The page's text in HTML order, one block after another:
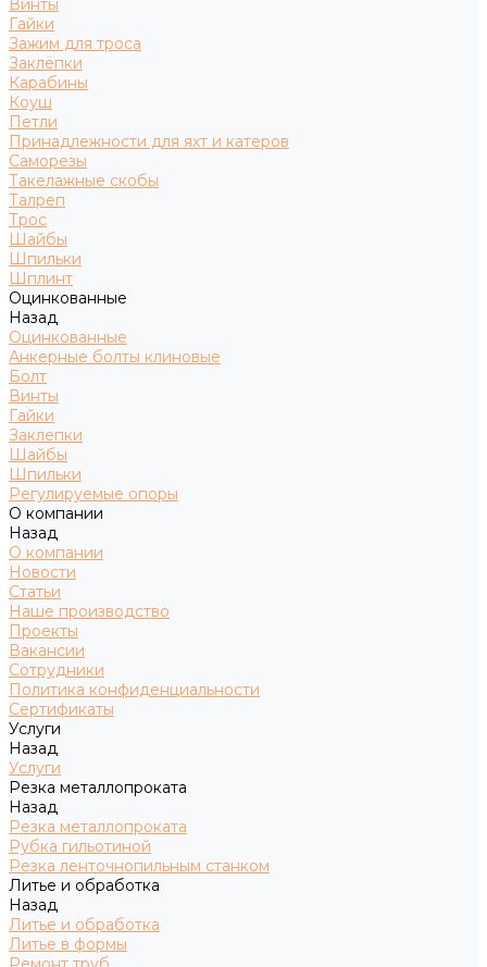
Винты
Гайки
Зажим для троса
Заклёпки
Карабины
Коуш
Петли
Принадлежности для яхт и катеров
Саморезы
Такелажные скобы
Талреп
Трос
Шайбы
Шпильки
Шплинт
Оцинкованные
Назад
Оцинкованные
Анкерные болты клиновые
Болт
Винты
Гайки
Заклепки
Шайбы
Шпильки
Регулируемые опоры
О компании
Назад
О компании
Новости
Статьи
Наше производство
Проекты
Вакансии
Сотрудники
Политика конфиденциальности
Сертификаты
Услуги
Назад
Услуги
Резка металлопроката
Назад
Резка металлопроката
Рубка гильотиной
Резка ленточнопильным станком
Литье и обработка
Назад
Литье и обработка
Литье в формы